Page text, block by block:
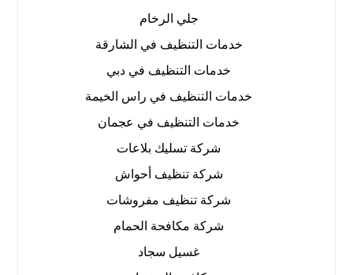
جلي الرخام
خدمات التنظيف في الشارقة
خدمات التنظيف في دبي
خدمات التنظيف في راس الخيمة
خدمات التنظيف في عجمان
شركة تسليك بلاعات
شركة تنظيف أحواش
شركة تنظيف مفروشات
شركة مكافحة الحمام
غسيل سجاد